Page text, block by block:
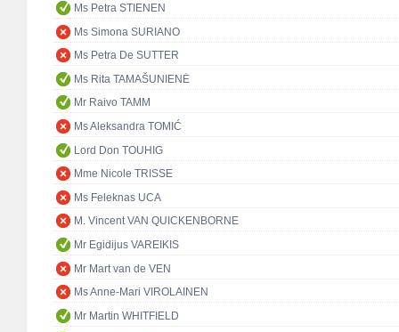
Ms Petra STIENEN
Ms Simona SURIANO
Ms Petra De SUTTER
Ms Rita TAMAŠUNIENĖ
Mr Raivo TAMM
Ms Aleksandra TOMIĆ
Lord Don TOUHIG
Mme Nicole TRISSE
Ms Feleknas UCA
M. Vincent VAN QUICKENBORNE
Mr Egidijus VAREIKIS
Mr Mart van de VEN
Ms Anne-Mari VIROLAINEN
Mr Martin WHITFIELD